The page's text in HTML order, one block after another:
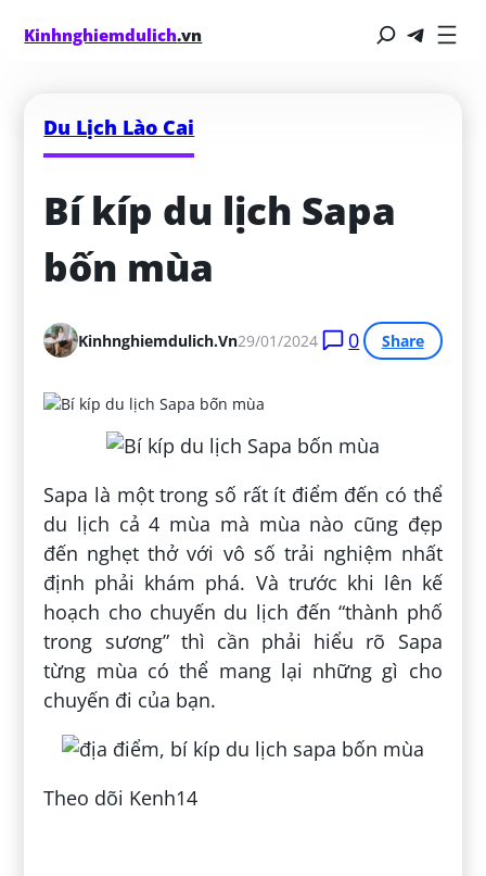
Kinhnghiemdulich.vn
Du Lịch Lào Cai
Bí kíp du lịch Sapa
bốn mùa
Kinhnghiemdulich.vn29/01/2024 0 Share
Sapa là một trong số rất ít điểm đến có thể
du lịch cả 4 mùa mà mùa nào cũng đẹp
đến nghẹt thở với vô số trải nghiệm nhất
định phải khám phá. Và trước khi lên kế
hoạch cho chuyến du lịch đến “thành phố
trong sương” thì cần phải hiểu rõ Sapa
từng mùa có thể mang lại những gì cho
chuyến đi của bạn.
Theo dõi Kenh14